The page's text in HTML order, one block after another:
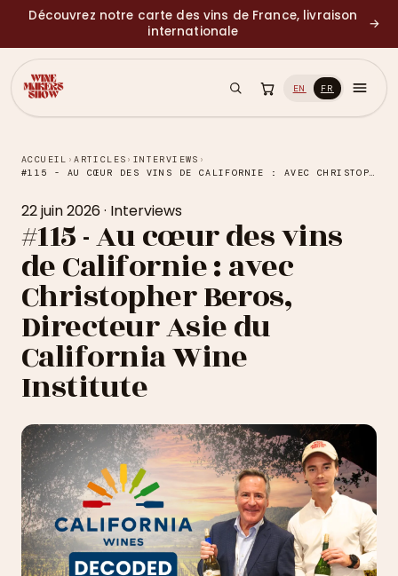
Découvrez notre carte des vins de France, livraison
internationale
→
EN FR
ACCUEIL ›ARTICLES › INTERVIEWS ›
#115 - AU CŒUR DES VINS DE CALIFORNIE : AVEC CHRISTOPHER BEROS, DIRECTEUR ASIE DU CALIFORNIA WINE INSTITUTE
22 juin 2026· Interviews
#115 - Au cœur des vins
de Californie : avec
Christopher Beros,
Directeur Asie du
California Wine
Institute